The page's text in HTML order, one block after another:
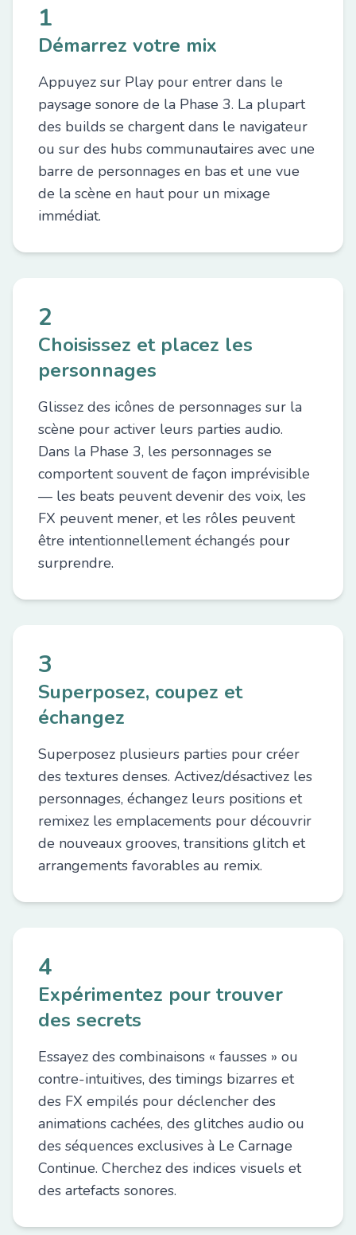
1
Démarrez votre mix
Appuyez sur Play pour entrer dans le
paysage sonore de la Phase 3. La plupart
des builds se chargent dans le navigateur
ou sur des hubs communautaires avec une
barre de personnages en bas et une vue
de la scène en haut pour un mixage
immédiat.
2
Choisissez et placez les
personnages
Glissez des icônes de personnages sur la
scène pour activer leurs parties audio.
Dans la Phase 3, les personnages se
comportent souvent de façon imprévisible
— les beats peuvent devenir des voix, les
FX peuvent mener, et les rôles peuvent
être intentionnellement échangés pour
surprendre.
3
Superposez, coupez et
échangez
Superposez plusieurs parties pour créer
des textures denses. Activez/désactivez les
personnages, échangez leurs positions et
remixez les emplacements pour découvrir
de nouveaux grooves, transitions glitch et
arrangements favorables au remix.
4
Expérimentez pour trouver
des secrets
Essayez des combinaisons « fausses » ou
contre-intuitives, des timings bizarres et
des FX empilés pour déclencher des
animations cachées, des glitches audio ou
des séquences exclusives à Le Carnage
Continue. Cherchez des indices visuels et
des artefacts sonores.